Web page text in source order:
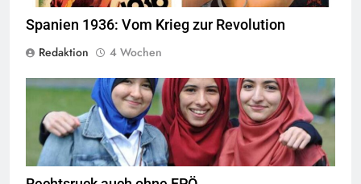
Spanien 1936: Vom Krieg zur Revolution
Redaktion
4 Wochen
Das Kopftuchverbot hat nur den Zweck Muslime zu stigmatisieren,
Quelle©CC-BY-2.0